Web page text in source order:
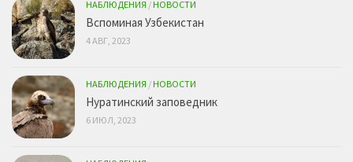
НАБЛЮДЕНИЯ /НОВОСТИ
Вспоминая Узбекистан
4 АВГ, 2023
НАБЛЮДЕНИЯ /НОВОСТИ
Нуратинский заповедник
6 ИЮЛ, 2023